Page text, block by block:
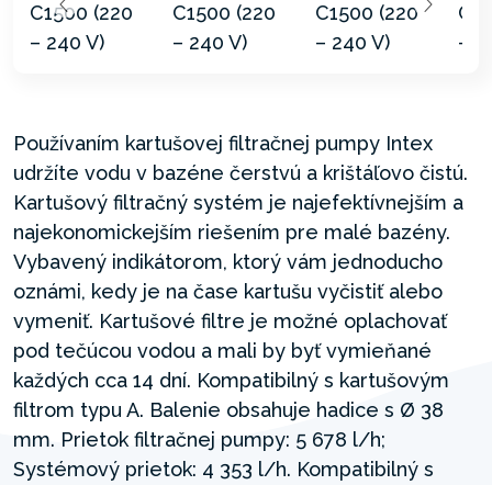
Používaním kartušovej filtračnej pumpy Intex
udržíte vodu v bazéne čerstvú a krištáľovo čistú.
Kartušový filtračný systém je najefektívnejším a
najekonomickejším riešením pre malé bazény.
Vybavený indikátorom, ktorý vám jednoducho
oznámi, kedy je na čase kartušu vyčistiť alebo
vymeniť. Kartušové filtre je možné oplachovať
pod tečúcou vodou a mali by byť vymieňané
každých cca 14 dní. Kompatibilný s kartušovým
filtrom typu A. Balenie obsahuje hadice s Ø 38
mm. Prietok filtračnej pumpy: 5 678 l/h;
Systémový prietok: 4 353 l/h. Kompatibilný s